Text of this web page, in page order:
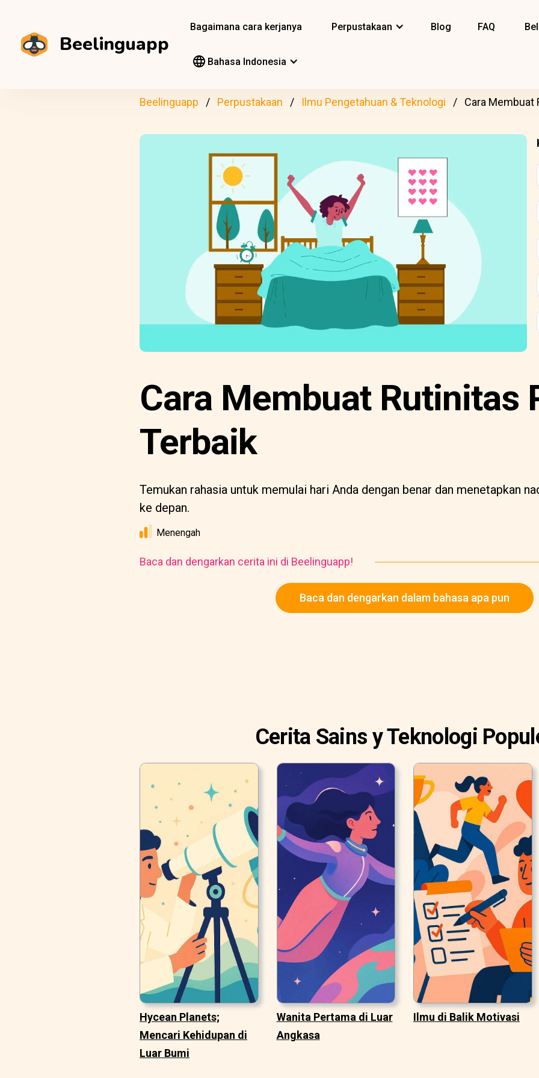
Beelinguapp
Bagaimana cara kerjanya Perpustakaan Blog FAQ
Bahasa Indonesia
Beelinguapp Perpustakaan Ilmu Pengetahuan & Teknologi Cara Membuat
Cara Membuat Rutinitas
Terbaik
Temukan rahasia untuk memulai hari Anda dengan benar dan menetapkan
ke depan.
Menengah
Baca dan dengarkan cerita ini di Beelinguapp!
Baca dan dengarkan dalam bahasa apa pun
Cerita Sains y Teknologi
Hycean Planets;
Mencari Kehidupan di
Luar Bumi
Wanita Pertama di Luar
Angkasa
Ilmu di Balik Motivasi